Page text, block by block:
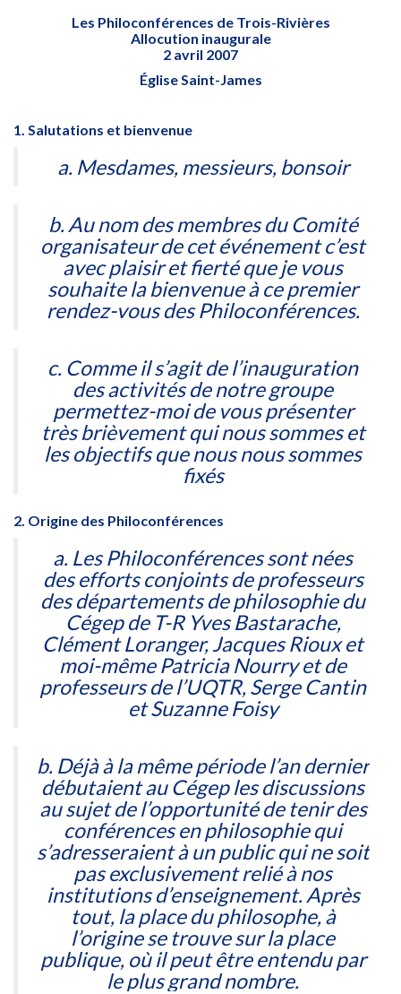
Les Philoconférences de Trois-Rivières
Allocution inaugurale
2 avril 2007
Église Saint-James
1. Salutations et bienvenue
a. Mesdames, messieurs, bonsoir
b. Au nom des membres du Comité
organisateur de cet événement c’est
avec plaisir et fierté que je vous
souhaite la bienvenue à ce premier
rendez-vous des Philoconférences.
c. Comme il s’agit de l’inauguration
des activités de notre groupe
permettez-moi de vous présenter
très brièvement qui nous sommes et
les objectifs que nous nous sommes
fixés
2. Origine des Philoconférences
a. Les Philoconférences sont nées
des efforts conjoints de professeurs
des départements de philosophie du
Cégep de T-R Yves Bastarache,
Clément Loranger, Jacques Rioux et
moi-même Patricia Nourry et de
professeurs de l’UQTR, Serge Cantin
et Suzanne Foisy
b. Déjà à la même période l’an dernier
débutaient au Cégep les discussions
au sujet de l’opportunité de tenir des
conférences en philosophie qui
s’adresseraient à un public qui ne soit
pas exclusivement relié à nos
institutions d’enseignement. Après
tout, la place du philosophe, à
l’origine se trouve sur la place
publique, où il peut être entendu par
le plus grand nombre.